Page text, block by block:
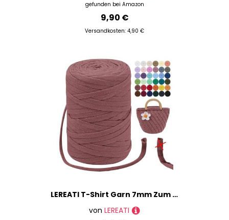
gefunden bei Amazon
9,90 €
Versandkosten: 4,90 €
LEREATI T-Shirt Garn 7mm Zum Häkeln für Körbe 100m / 250g Bändchengarn Makramee Häkelgarn Stoff Dickes Textilgarn für Taschen Korb Decke, Heimdekoration (Ziegelrot)
von LEREATI